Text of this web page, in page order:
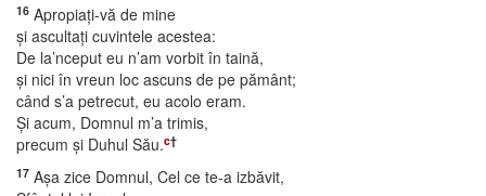
16 Apropiaţi-vă de mine
şi ascultaţi cuvintele acestea:
De la’nceput eu n’am vorbit în taină,
şi nici în vreun loc ascuns de pe pământ;
când s’a petrecut, eu acolo eram.
Şi acum, Domnul m’a trimis,
precum şi Duhul Său.c†
17 Aşa zice Domnul, Cel ce te-a izbăvit,